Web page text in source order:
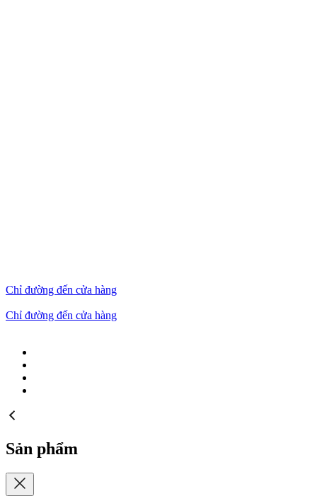
Chỉ đường đến cửa hàng
Chỉ đường đến cửa hàng
Sản phẩm